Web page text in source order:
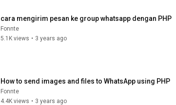
cara mengirim pesan ke group whatsapp dengan PHP
Fonnte
5.1K views • 3 years ago
How to send images and files to WhatsApp using PHP
Fonnte
4.4K views • 3 years ago